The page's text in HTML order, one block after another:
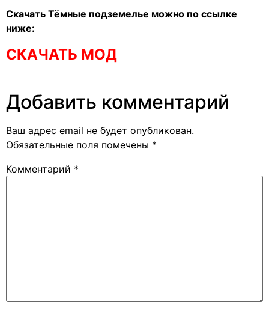
Скачать Тёмные подземелье можно по ссылке
ниже:
СКАЧАТЬ МОД
Добавить комментарий
Ваш адрес email не будет опубликован.
Обязательные поля помечены *
Комментарий *